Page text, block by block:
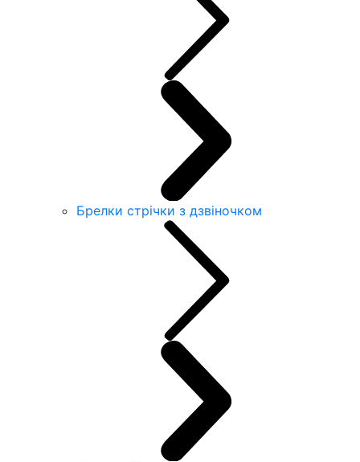
Брелки стрічки з дзвіночком